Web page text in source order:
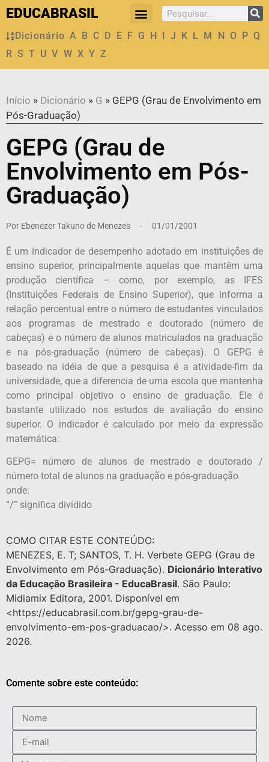
EDUCABRASIL
Dicionário A B C D E F G H I J K L M N O P Q
R S T U V W X Y Z
Início » Dicionário » G » GEPG (Grau de Envolvimento em
Pós-Graduação)
GEPG (Grau de
Envolvimento em Pós-
Graduação)
Por Ebenezer Takuno de Menezes - 01/01/2001
É um indicador de desempenho adotado em instituições de
ensino superior, principalmente aquelas que mantêm uma
produção científica – como, por exemplo, as IFES
(Instituições Federais de Ensino Superior), que informa a
relação percentual entre o número de estudantes vinculados
aos programas de mestrado e doutorado (número de
cabeças) e o número de alunos matriculados na graduação
e na pós-graduação (número de cabeças). O GEPG é
baseado na idéia de que a pesquisa é a atividade-fim da
universidade, que a diferencia de uma escola que mantenha
como principal objetivo o ensino de graduação. Ele é
bastante utilizado nos estudos de avaliação do ensino
superior. O indicador é calculado por meio da expressão
matemática:
GEPG= número de alunos de mestrado e doutorado /
número total de alunos na graduação e pós-graduação
onde:
“/” significa dividido
COMO CITAR ESTE CONTEÚDO:
MENEZES, E. T; SANTOS, T. H. Verbete GEPG (Grau de
Envolvimento em Pós-Graduação). Dicionário Interativo
da Educação Brasileira - EducaBrasil. São Paulo:
Midiamix Editora, 2001. Disponível em
<https://educabrasil.com.br/gepg-grau-de-
envolvimento-em-pos-graduacao/>. Acesso em 08 ago.
2026.
Comente sobre este conteúdo: